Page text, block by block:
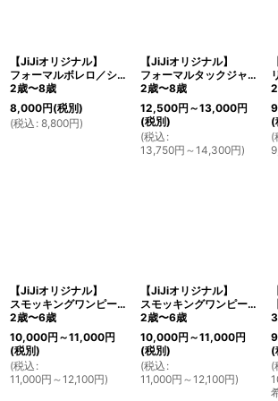
【JiJiオリジナル】
フォーマルボレロ／ショートジャケット(グレー)
2歳〜8歳
8,000円(税別)
(税込 : 8,800円)
【JiJiオリジナル】
フォーマルタックジャンパースカート(グレー)
2歳〜8歳
12,500円 ～13,000円
(税別)
(税込 :
13,750円 ～14,300円)
リ
(
(
【JiJiオリジナル】
スモッキングワンピース/ジャンパースカート(ネイビー)
2歳〜6歳
10,000円 ～11,000円
(税別)
(税込 :
11,000円 ～12,100円)
【JiJiオリジナル】
スモッキングワンピース/ジャンパースカート(ペールグレー)
2歳〜6歳
10,000円 ～11,000円
(税別)
(税込 :
11,000円 ～12,100円)
(
(